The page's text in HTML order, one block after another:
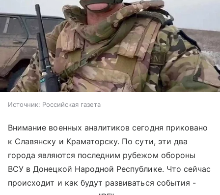
Источник: Российская газета
Внимание военных аналитиков сегодня приковано
к Славянску и Краматорску. По сути, эти два
города являются последним рубежом обороны
ВСУ в Донецкой Народной Республике. Что сейчас
происходит и как будут развиваться события -